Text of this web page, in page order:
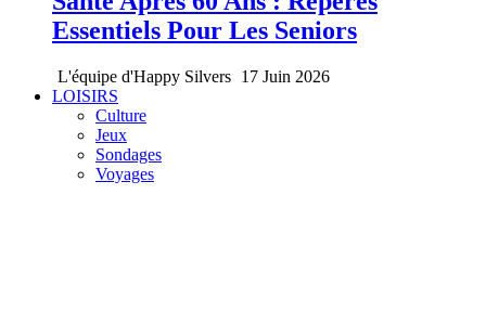
Essentiels Pour Les Seniors
L'équipe d'Happy Silvers 17 Juin 2026
LOISIRS
Culture
Jeux
Sondages
Voyages